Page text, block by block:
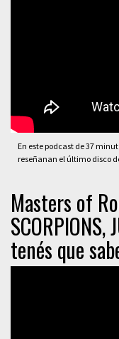
En este podcast de 37
reseñanan el último disco
Masters of
SCORPIONS,
tenés que